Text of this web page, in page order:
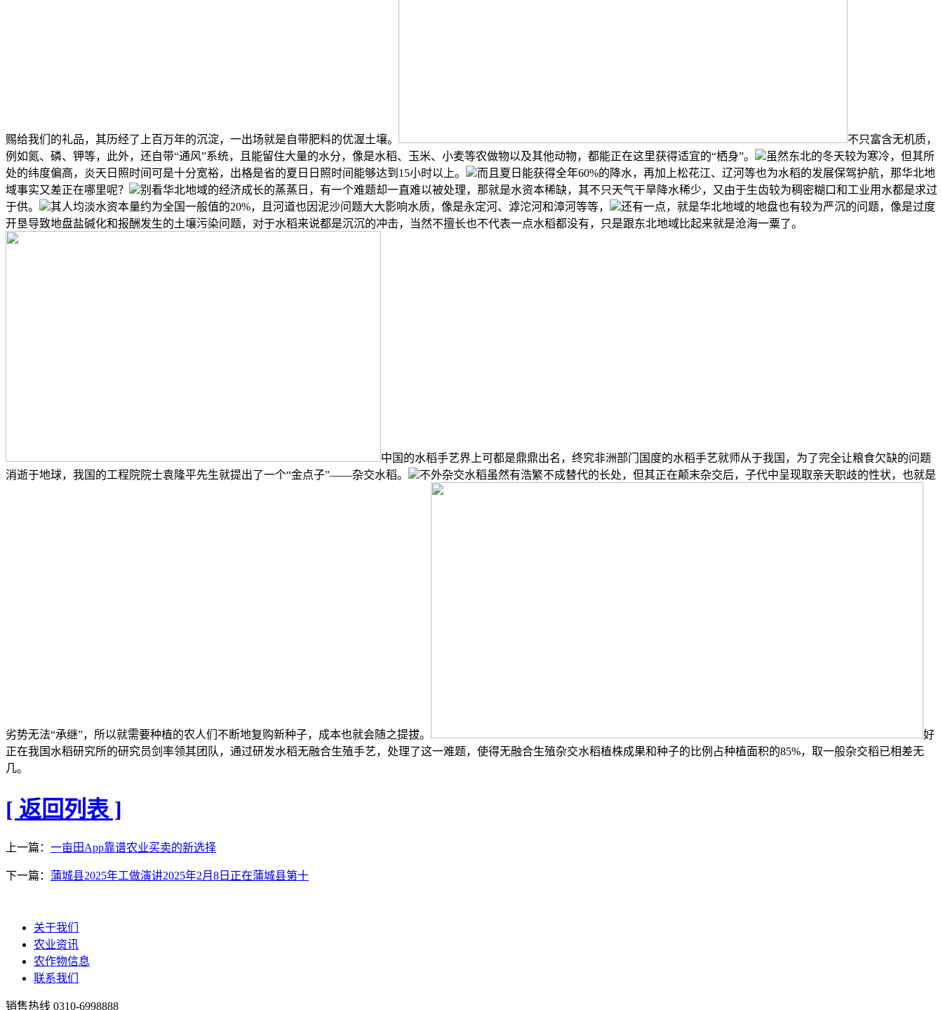
赐给我们的礼品，其历经了上百万年的沉淀，一出场就是自带肥料的优渥土壤。
不只富含无机质，
例如氮、磷、钾等，此外，还自带“通风”系统，且能留住大量的水分，像是水稻、玉米、小麦等农做物以及其他动物，都能正在这里获得适宜的“栖身”。
虽然东北的冬天较为寒冷，但其所
处的纬度偏高，炎天日照时间可是十分宽裕，出格是省的夏日日照时间能够达到15小时以上。
而且夏日能获得全年60%的降水，再加上松花江、辽河等也为水稻的发展保驾护航，那华北地
域事实又差正在哪里呢？
别看华北地域的经济成长的蒸蒸日，有一个难题却一直难以被处理，那就是水资本稀缺，其不只天气干旱降水稀少，又由于生齿较为稠密糊口和工业用水都是求过
于供。
其人均淡水资本量约为全国一般值的20%，且河道也因泥沙问题大大影响水质，像是永定河、滹沱河和漳河等等，
还有一点，就是华北地域的地盘也有较为严沉的问题，像是过度
开垦导致地盘盐碱化和报酬发生的土壤污染问题，对于水稻来说都是沉沉的冲击，当然不擅长也不代表一点水稻都没有，只是跟东北地域比起来就是沧海一粟了。
中国的水稻手艺界上可都是鼎鼎出名，终究非洲部门国度的水稻手艺就师从于我国，为了完全让粮食欠缺的问题
消逝于地球，我国的工程院院士袁隆平先生就提出了一个“金点子”——杂交水稻。
不外杂交水稻虽然有浩繁不成替代的长处，但其正在颠末杂交后，子代中呈现取亲天职歧的性状，也就是
劣势无法“承继”，所以就需要种植的农人们不断地复购新种子，成本也就会随之提拔。
好
正在我国水稻研究所的研究员剑率领其团队，通过研发水稻无融合生殖手艺，处理了这一难题，使得无融合生殖杂交水稻植株成果和种子的比例占种植面积的85%，取一般杂交稻已相差无
几。
[ 返回列表 ]
上一篇： 一亩田App靠谱农业买卖的新选择
下一篇： 蒲城县2025年工做演讲2025年2月8日正在蒲城县第十
关于我们
农业资讯
农作物信息
联系我们
销售热线 0310-6998888